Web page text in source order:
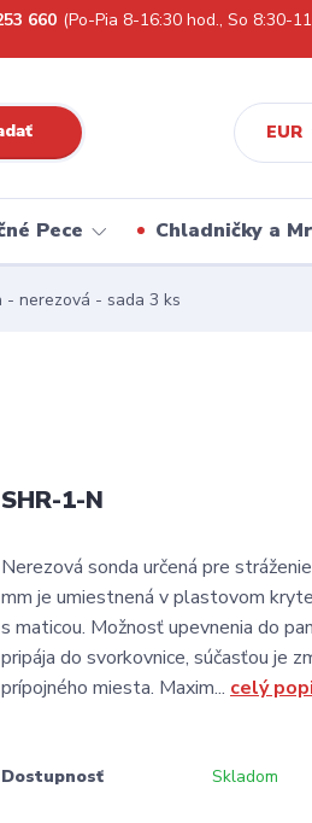
EUR
660 (Po-Pia 8-16:30 hod., So 8:30-
Pece Chladničky a
- nerezová - sada 3 ks
SHR-1-N
Nerezová sonda určená pre
mm je umiestnená v plastovom
s maticou. Možnosť upevnenia do
pripája do svorkovnice, súčasťou je
prípojného miesta. Maxim... celý
Dostupnosť Skladom